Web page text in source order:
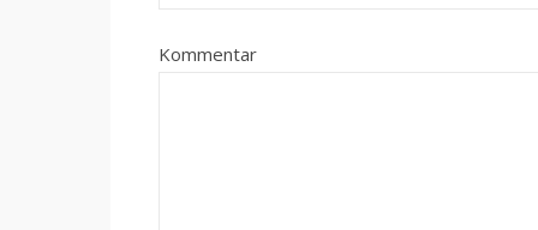
Kommentar